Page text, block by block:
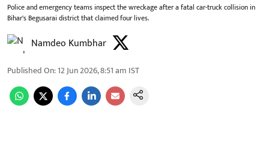
Police and emergency teams inspect the wreckage after a fatal car-truck collision in
Bihar's Begusarai district that claimed four lives.
Namdeo Kumbhar
Published On:12 Jun 2026, 8:51 am IST